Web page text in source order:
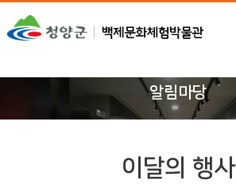
알림마당
이달의 행사